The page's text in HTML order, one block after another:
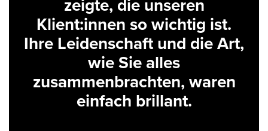
Klient:innen so wichtig ist.
Ihre Leidenschaft und die Art,
wie Sie alles
zusammenbrachten, waren
einfach brillant.